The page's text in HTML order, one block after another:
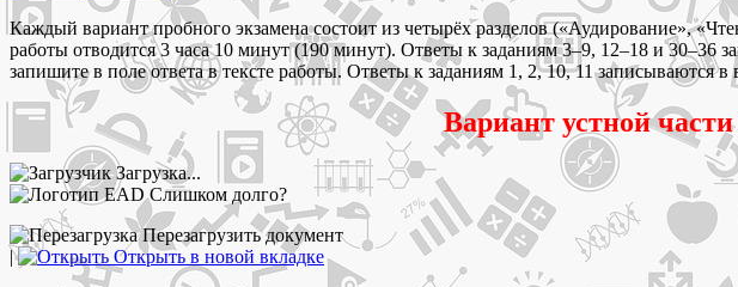
Каждый вариант пробного экзамена состоит из четырёх разделов («Аудирование»,
работы отводится 3 часа 10 минут (190 минут). Ответы к заданиям 3–9, 12–18 и 30–36
запишите в поле ответа в тексте работы. Ответы к заданиям 1, 2, 10, 11 записываются
Вариант устной
Загрузка...
Слишком долго?
Перезагрузить документ
|
Открыть в новой вкладке